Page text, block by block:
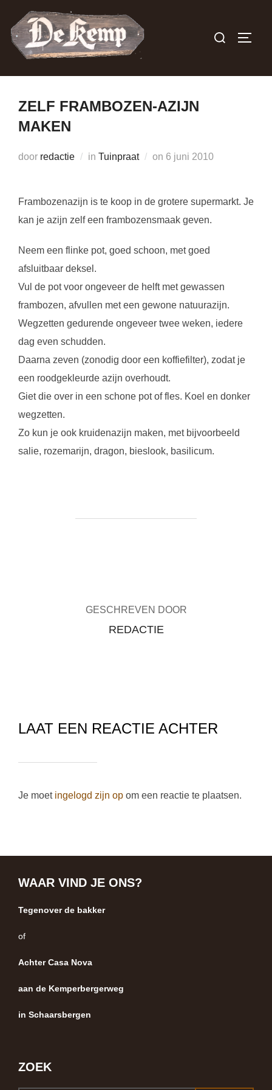
naar
inhoud
Zoek
ZELF FRAMBOZEN-AZIJN
MAKEN
door redactie in Tuinpraat on Geplaatst
6 juni 2010
Frambozenazijn is te koop in de grotere supermarkt. Je
kan je azijn zelf een frambozensmaak geven.
Neem een flinke pot, goed schoon, met goed
afsluitbaar deksel.
Vul de pot voor ongeveer de helft met gewassen
frambozen, afvullen met een gewone natuurazijn.
Wegzetten gedurende ongeveer twee weken, iedere
dag even schudden.
Daarna zeven (zonodig door een koffiefilter), zodat je
een roodgekleurde azijn overhoudt.
Giet die over in een schone pot of fles. Koel en donker
wegzetten.
Zo kun je ook kruidenazijn maken, met bijvoorbeeld
salie, rozemarijn, dragon, bieslook, basilicum.
GESCHREVEN DOOR
REDACTIE
LAAT EEN REACTIE ACHTER
Je moet ingelogd zijn op om een reactie te plaatsen.
WAAR VIND JE ONS?
Tegenover de bakker
of
Achter Casa Nova
aan de Kemperbergerweg
in Schaarsbergen
ZOEK